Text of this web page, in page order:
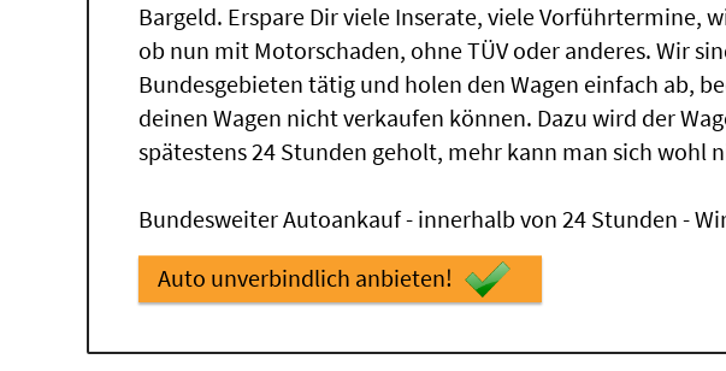
Bargeld. Erspare Dir viele Inserate, viele Vorführtermine,
ob nun mit Motorschaden, ohne TÜV oder anderes. Wir
Bundesgebieten tätig und holen den Wagen einfach ab,
deinen Wagen nicht verkaufen können. Dazu wird der
spätestens 24 Stunden geholt, mehr kann man sich wohl
Bundesweiter Autoankauf - innerhalb von 24 Stunden -
Auto unverbindlich anbieten!